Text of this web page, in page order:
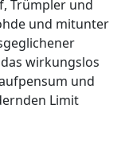
Trümpler und
und mitunter
wirkungslos
und
Limit